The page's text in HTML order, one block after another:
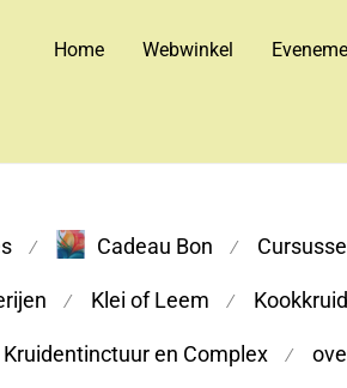
Home Webwinkel
⁄ Cadeau Bon ⁄
⁄ Klei of Leem ⁄
Kruidentinctuur en Complex ⁄